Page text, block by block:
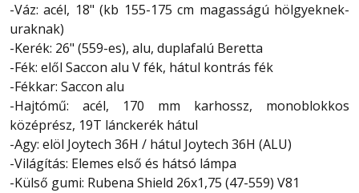
-Váz: acél, 18" (kb 155-175 cm magasságú hölgyeknek-
uraknak)
-Kerék: 26" (559-es), alu, duplafalú Beretta
-Fék: elől Saccon alu V fék, hátul kontrás fék
-Fékkar: Saccon alu
-Hajtómű: acél, 170 mm karhossz, monoblokkos
középrész, 19T lánckerék hátul
-Agy: elöl Joytech 36H / hátul Joytech 36H (ALU)
-Világítás: Elemes első és hátsó lámpa
-Külső gumi: Rubena Shield 26x1,75 (47-559) V81